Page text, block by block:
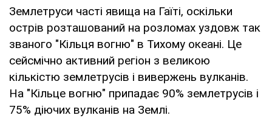
Землетруси часті явища на Гаїті, оскільки
острів розташований на розломах уздовж так
званого "Кільця вогню" в Тихому океані. Це
сейсмічно активний регіон з великою
кількістю землетрусів і вивержень вулканів.
На "Кільце вогню" припадає 90% землетрусів і
75% діючих вулканів на Землі.